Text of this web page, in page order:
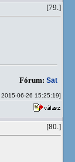
[79.]
Fórum: Sat
06-26 15:25:19]
[80.]